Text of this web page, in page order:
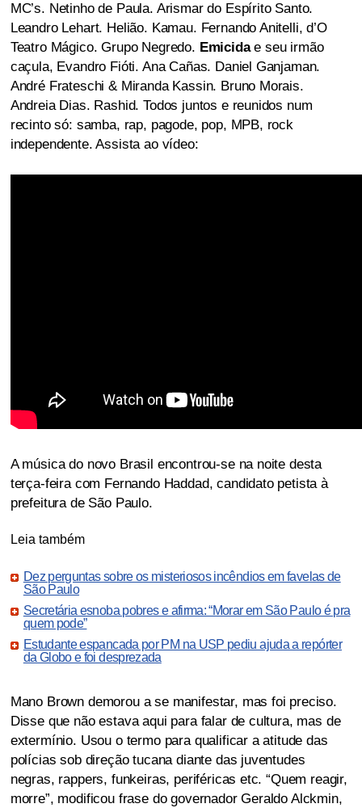
MC’s. Netinho de Paula. Arismar do Espírito Santo.
Leandro Lehart. Helião. Kamau. Fernando Anitelli, d’O
Teatro Mágico. Grupo Negredo. Emicidae seu irmão
caçula, Evandro Fióti. Ana Cañas. Daniel Ganjaman.
André Frateschi & Miranda Kassin. Bruno Morais.
Andreia Dias. Rashid. Todos juntos e reunidos num
recinto só: samba, rap, pagode, pop, MPB, rock
independente. Assista ao vídeo:
A música do novo Brasil encontrou-se na noite desta
terça-feira com Fernando Haddad, candidato petista à
prefeitura de São Paulo.
Leia também
Dez perguntas sobre os misteriosos incêndios em favelas de
São Paulo
Secretária esnoba pobres e afirma: “Morar em São Paulo é pra
quem pode”
Estudante espancada por PM na USP pediu ajuda a repórter
da Globo e foi desprezada
Mano Brown demorou a se manifestar, mas foi preciso.
Disse que não estava aqui para falar de cultura, mas de
extermínio. Usou o termo para qualificar a atitude das
polícias sob direção tucana diante das juventudes
negras, rappers, funkeiras, periféricas etc. “Quem reagir,
morre”, modificou frase do governador Geraldo Alckmin,